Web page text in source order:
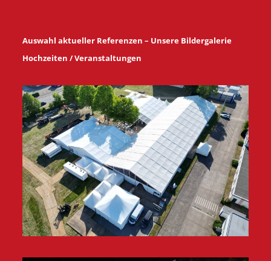
Auswahl aktueller Referenzen – Unsere Bildergalerie
Hochzeiten / Veranstaltungen